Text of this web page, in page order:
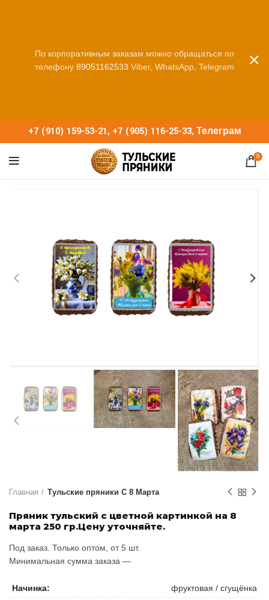
+7 (910) 159-53-21, +7 (905) 116-25-33, Телеграм
0
Главная Тульские пряники С 8 Марта
Пряник тульский с цветной картинкой на 8
марта 250 гр.Цену уточняйте.
Под заказ. Только оптом, от 5 шт.
Минимальная сумма заказа —
Начинка:
фруктовая / сгущёнка
По корпоративным заказам можно обращаться по
телефону 89051162533 Viber, WhatsApp, Telegram